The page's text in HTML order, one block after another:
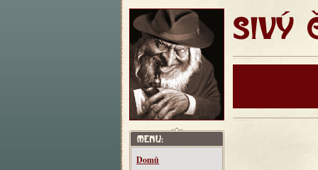
SIVÝ
Domů